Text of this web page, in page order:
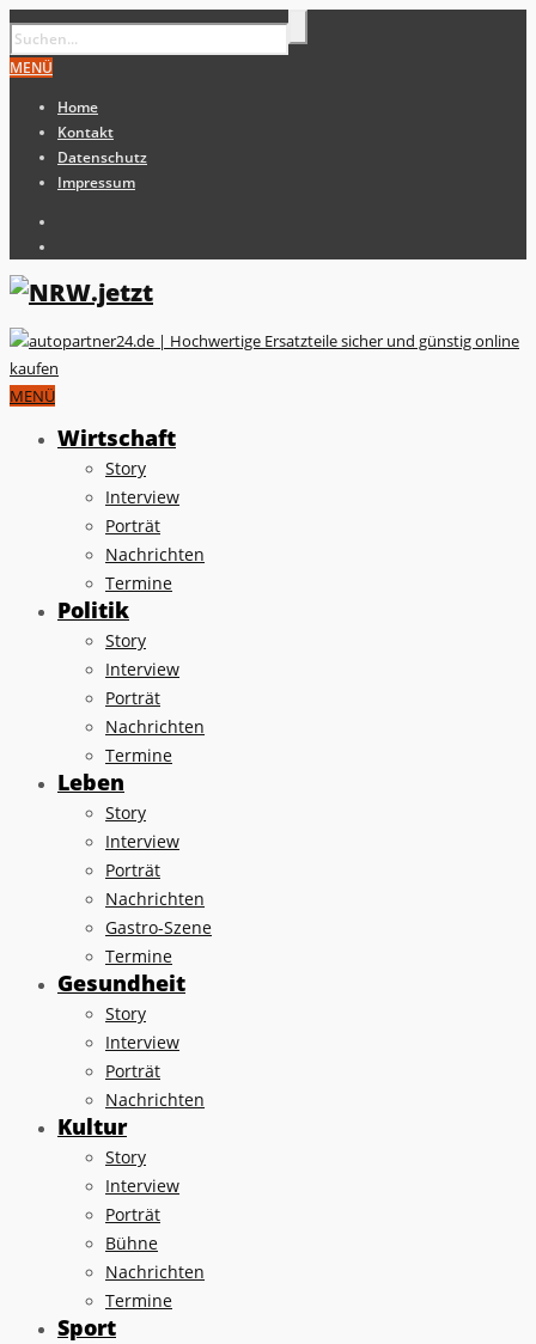
MENÜ
Home
Kontakt
Datenschutz
Impressum
MENÜ
Wirtschaft
Story
Interview
Porträt
Nachrichten
Termine
Politik
Story
Interview
Porträt
Nachrichten
Termine
Leben
Story
Interview
Porträt
Nachrichten
Gastro-Szene
Termine
Gesundheit
Story
Interview
Porträt
Nachrichten
Kultur
Story
Interview
Porträt
Bühne
Nachrichten
Termine
Sport